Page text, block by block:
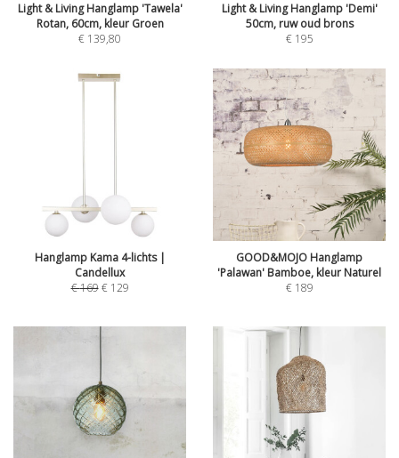
Light & Living Hanglamp 'Tawela'
Rotan, 60cm, kleur Groen
€ 139,80
Light & Living Hanglamp 'Demi'
50cm, ruw oud brons
€ 195
Hanglamp Kama 4-lichts |
Candellux
€169 € 129
GOOD&MOJO Hanglamp
'Palawan' Bamboe, kleur Naturel
€ 189